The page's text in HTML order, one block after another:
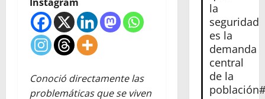
Conoció directamente las
problemáticas que se viven
la
seguridad
es la
demanda
central
de la